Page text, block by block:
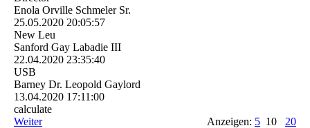
Enola Orville Schmeler Sr.
25.05.2020 20:05:57
New Leu
Sanford Gay Labadie III
22.04.2020 23:35:40
USB
Barney Dr. Leopold Gaylord
13.04.2020 17:11:00
calculate
Weiter
Anzeigen: 5 10 20